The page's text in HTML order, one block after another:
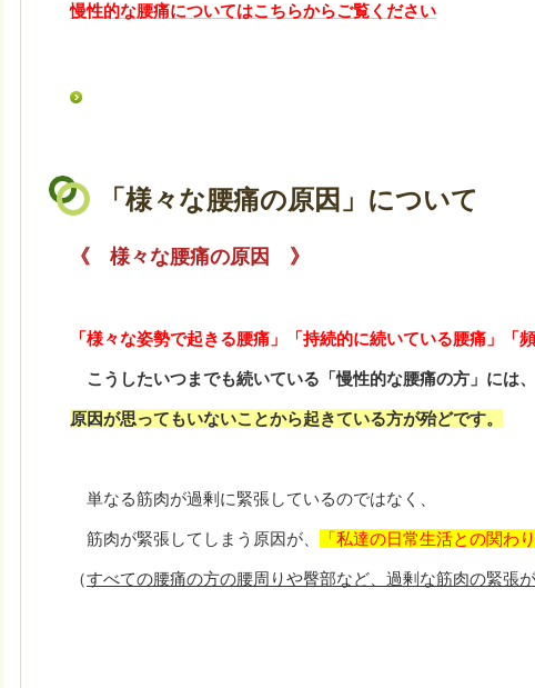
慢性的な腰痛についてはこちらからご覧ください
「様々な腰痛の原因」について
《 様々な腰痛の原因 》
「様々な姿勢で起きる腰痛」「持続的に続いている腰痛」「
こうしたいつまでも続いている「慢性的な腰痛の方」には、
原因が思ってもいないことから起きている方が殆どです。
単なる筋肉が過剰に緊張しているのではなく、
筋肉が緊張してしまう原因が、 「私達の日常生活との関わ
（すべての腰痛の方の腰周りや臀部など、過剰な筋肉の緊張